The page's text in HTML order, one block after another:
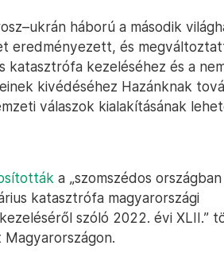
háború a második
eredményezett, és
katasztrófa kezeléséhez és a
kivédéséhez Hazánknak
válaszok kialakításának
a „szomszédos
katasztrófa magyarországi
szóló 2022. évi XLII.”